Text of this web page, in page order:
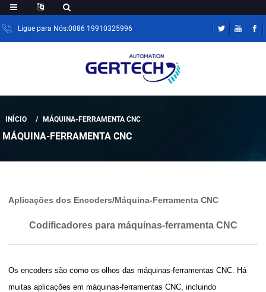
Ligue para Nós:0086 19910325996
INÍCIO MÁQUINA-FERRAMENTA CNC
MÁQUINA-FERRAMENTA CNC
Aplicações dos Encoders/Máquina-Ferramenta CNC
Codificadores para máquinas-ferramenta CNC
Os encoders são como os olhos das máquinas-ferramentas CNC. Há
muitas aplicações em máquinas-ferramentas CNC, incluindo